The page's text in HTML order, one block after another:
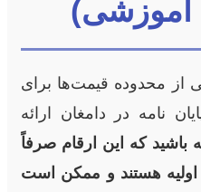
آموزشی)
از محدوده قیمت‌ها برای
نامه در دامغان ارائه
باشید که این ارقام صرفاً
هستند و ممکن است